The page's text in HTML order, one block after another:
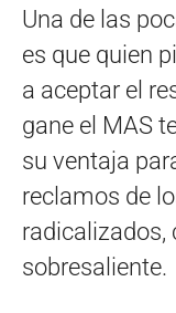
Una de las
es que quien
a aceptar el
gane el MAS
su ventaja
reclamos de
radicalizados,
sobresaliente.